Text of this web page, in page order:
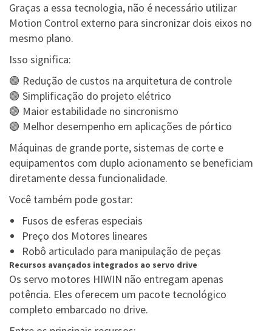
Graças a essa tecnologia, não é necessário utilizar
Motion Control externo para sincronizar dois eixos no
mesmo plano.
Isso significa:
🟢 Redução de custos na arquitetura de controle
🟢 Simplificação do projeto elétrico
🟢 Maior estabilidade no sincronismo
🟢 Melhor desempenho em aplicações de pórtico
Máquinas de grande porte, sistemas de corte e
equipamentos com duplo acionamento se beneficiam
diretamente dessa funcionalidade.
Você também pode gostar:
Fusos de esferas especiais
Preço dos Motores lineares
Robô articulado para manipulação de peças
Recursos avançados integrados ao servo drive
Os servo motores HIWIN não entregam apenas
potência. Eles oferecem um pacote tecnológico
completo embarcado no drive.